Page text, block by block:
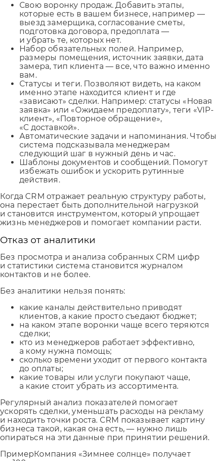
Свою воронку продаж. Добавить этапы,
которые есть в вашем бизнесе, например —
выезд замерщика, согласование сметы,
подготовка договора, предоплата —
и убрать те, которых нет.
Набор обязательных полей. Например,
размеры помещения, источник заявки, дата
замера, тип клиента — все, что важно именно
вам.
Статусы и теги. Позволяют видеть, на каком
именно этапе находится клиент и где
«зависают» сделки. Например: статусы «Новая
заявка» или «Ожидаем предоплату», теги «VIP-
клиент», «Повторное обращение»,
«С доставкой».
Автоматические задачи и напоминания. Чтобы
система подсказывала менеджерам
следующий шаг в нужный день и час.
Шаблоны документов и сообщений. Помогут
избежать ошибок и ускорить рутинные
действия.
Когда CRM отражает реальную структуру работы,
она перестает быть дополнительной нагрузкой
и становится инструментом, который упрощает
жизнь менеджеров и помогает компании расти.
Отказ от аналитики
Без просмотра и анализа собранных CRM цифр
и статистики система становится журналом
контактов и не более.
Без аналитики нельзя понять:
какие каналы действительно приводят
клиентов, а какие просто съедают бюджет;
на каком этапе воронки чаще всего теряются
сделки;
кто из менеджеров работает эффективно,
а кому нужна помощь;
сколько времени уходит от первого контакта
до оплаты;
какие товары или услуги покупают чаще,
а какие стоит убрать из ассортимента.
Регулярный анализ показателей помогает
ускорять сделки, уменьшать расходы на рекламу
и находить точки роста. CRM показывает картину
бизнеса такой, какая она есть, — нужно лишь
опираться на эти данные при принятии решений.
ПримерКомпания «Зимнее солнце» получает